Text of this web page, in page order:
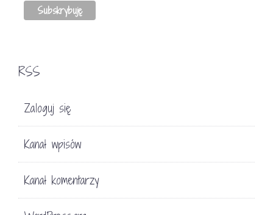
RSS
Zaloguj się
Kanał wpisów
Kanał komentarzy